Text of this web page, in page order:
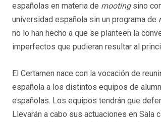
españolas en materia de mooting sino
universidad española sin un programa de
no lo han hecho a que se planteen la
imperfectos que pudieran resultar al
El Certamen nace con la vocación de
española a los distintos equipos de
españolas. Los equipos tendrán que
Llevarán a cabo sus actuaciones en